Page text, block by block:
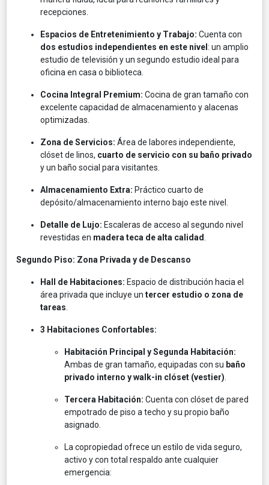
recepciones.
Espacios de Entretenimiento y Trabajo: Cuenta con
dos estudios independientes en este nivel : un amplio
estudio de televisión y un segundo estudio ideal para
oficina en casa o biblioteca.
Cocina Integral Premium: Cocina de gran tamaño con
excelente capacidad de almacenamiento y alacenas
optimizadas.
Zona de Servicios: Área de labores independiente,
clóset de linos, cuarto de servicio con su baño privado
y un baño social para visitantes.
Almacenamiento Extra: Práctico cuarto de
depósito/almacenamiento interno bajo este nivel.
Detalle de Lujo: Escaleras de acceso al segundo nivel
revestidas en madera teca de alta calidad
Segundo Piso: Zona Privada y de Descanso
Hall de Habitaciones: Espacio de distribución hacia el
área privada que incluye un tercer estudio o zona de
tareas
3 Habitaciones Confortables:
Habitación Principal y Segunda Habitación:
Ambas de gran tamaño, equipadas con su baño
privado interno y walk-in clóset (vestier)
Tercera Habitación: Cuenta con clóset de pared
empotrado de piso a techo y su propio baño
asignado.
La copropiedad ofrece un estilo de vida seguro,
activo y con total respaldo ante cualquier
emergencia: